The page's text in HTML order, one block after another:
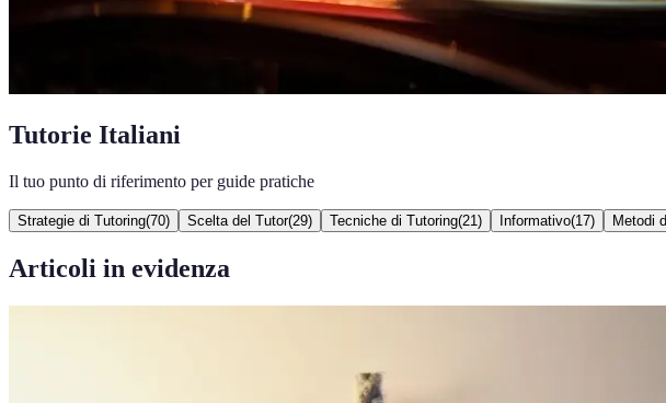
Tutorie Italiani
Il tuo punto di riferimento per guide pratiche
Strategie di Tutoring(70) Scelta del Tutor(29) Tecniche di Tutoring(21 ) Informativo(17) Metodi
Articoli in evidenza